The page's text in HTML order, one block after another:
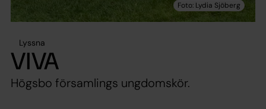
Lyssna
VIVA
Högsbo församlings ungdomskör.